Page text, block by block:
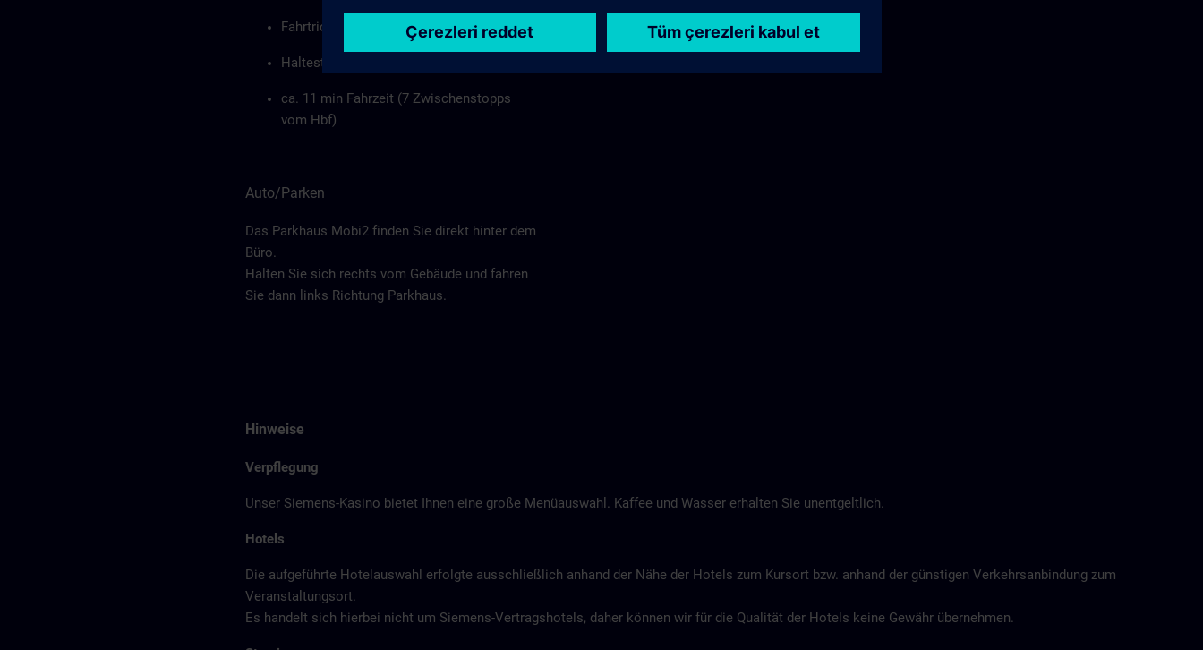
Fahrtrichtung GVZ
Haltestelle "Warturmer Heerstraße"
ca. 11 min Fahrzeit (7 Zwischenstopps
vom Hbf)
Auto/Parken
Das Parkhaus Mobi2 finden Sie direkt hinter dem
Büro.
Halten Sie sich rechts vom Gebäude und fahren
Sie dann links Richtung Parkhaus.
Hinweise
Verpflegung
Unser Siemens-Kasino bietet Ihnen eine große Menüauswahl. Kaffee und Wasser erhalten Sie unentgeltlich.
Hotels
Die aufgeführte Hotelauswahl erfolgte ausschließlich anhand der Nähe der Hotels zum Kursort bzw. anhand der günstigen Verkehrsanbindung zum
Veranstaltungsort.
Es handelt sich hierbei nicht um Siemens-Vertragshotels, daher können wir für die Qualität der Hotels keine Gewähr übernehmen.